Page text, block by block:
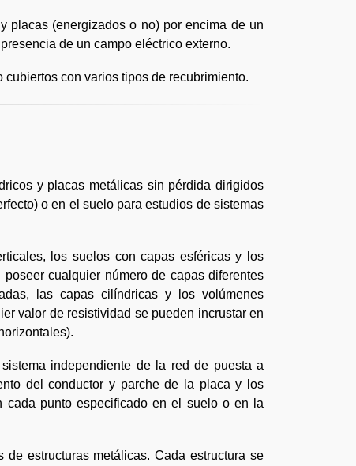
placas (energizados o no) por encima de un
de un campo eléctrico externo.
con varios tipos de recubrimiento.
y placas metálicas sin pérdida dirigidos
o en el suelo para estudios de sistemas
los suelos con capas esféricas y los
cualquier número de capas diferentes
las capas cilíndricas y los volúmenes
valor de resistividad se pueden incrustar en
independiente de la red de puesta a
del conductor y parche de la placa y los
cada punto especificado en el suelo o en la
estructuras metálicas. Cada estructura se